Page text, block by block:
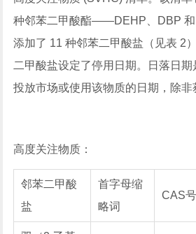
种邻苯二甲酸酯——DEHP、DBP 和
添加了 11 种邻苯二甲酸盐（见表 2
二甲酸盐设定了停用日期。日落日
投放市场或使用该物质的日期，除非
高度关注物质：
邻苯二甲酸
盐
首字母缩
略词
CAS号